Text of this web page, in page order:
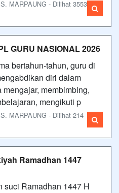
MARPAUNG - Dilihat 3553
GURU NASIONAL 2026
bertahun-tahun, guru di
diri dalam
membimbing,
mengikuti p
MARPAUNG - Dilihat 214
Ramadhan 1447
suci Ramadhan 1447 H